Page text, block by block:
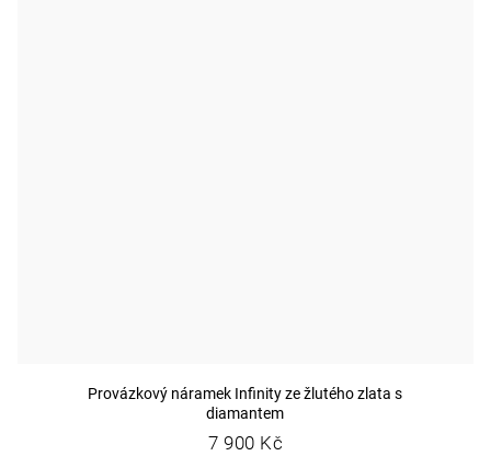
Provázkový náramek Infinity ze žlutého zlata s
diamantem
7 900 Kč